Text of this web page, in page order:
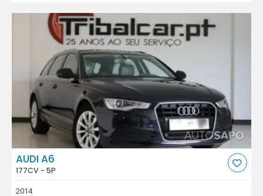
AUDI A6
177CV - 5P
2014